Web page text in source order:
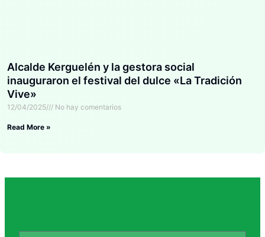
Alcalde Kerguelén y la gestora social
inauguraron el festival del dulce «La Tradición
Vive»
12/04/2025 No hay comentarios
Read More »